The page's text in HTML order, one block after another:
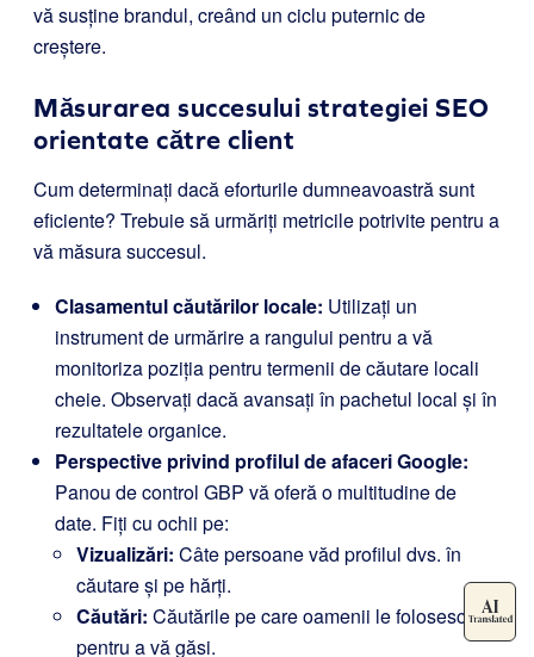
vă susține brandul, creând un ciclu puternic de
creștere.
Măsurarea succesului strategiei SEO
orientate către client
Cum determinați dacă eforturile dumneavoastră sunt
eficiente? Trebuie să urmăriți metricile potrivite pentru a
vă măsura succesul.
Clasamentul căutărilor locale: Utilizați un
instrument de urmărire a rangului pentru a vă
monitoriza poziția pentru termenii de căutare locali
cheie. Observați dacă avansați în pachetul local și în
rezultatele organice.
Perspective privind profilul de afaceri Google:
Panou de control GBP vă oferă o multitudine de
date. Fiți cu ochii pe:
Vizualizări: Câte persoane văd profilul dvs. în
căutare și pe hărți.
Căutări: Căutările pe care oamenii le folosesc
pentru a vă găsi.